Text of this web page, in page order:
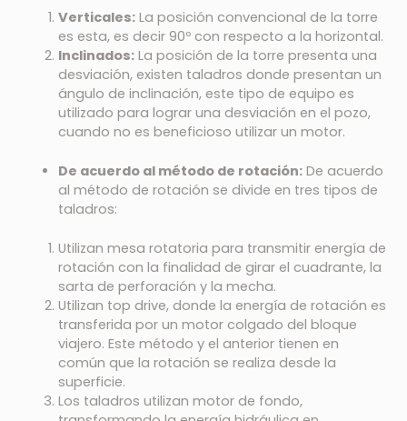
Verticales:La posición convencional de la torre
es esta, es decir 90º con respecto a la horizontal.
Inclinados:La posición de la torre presenta una
desviación, existen taladros donde presentan un
ángulo de inclinación, este tipo de equipo es
utilizado para lograr una desviación en el pozo,
cuando no es beneficioso utilizar un motor.
De acuerdo al método de rotación:De acuerdo
al método de rotación se divide en tres tipos de
taladros:
Utilizan mesa rotatoria para transmitir energía de
rotación con la finalidad de girar el cuadrante, la
sarta de perforación y la mecha.
Utilizan top drive, donde la energía de rotación es
transferida por un motor colgado del bloque
viajero. Este método y el anterior tienen en
común que la rotación se realiza desde la
superficie.
Los taladros utilizan motor de fondo,